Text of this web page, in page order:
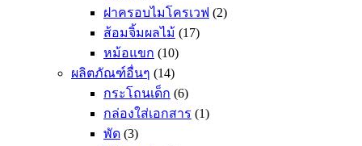
ฝาครอบไมโครเวฟ (2)
ส้อมจิ้มผลไม้ (17)
หม้อแขก (10)
ผลิตภัณฑ์อื่นๆ (14)
กระโถนเด็ก (6)
กล่องใส่เอกสาร (1)
พัด (3)